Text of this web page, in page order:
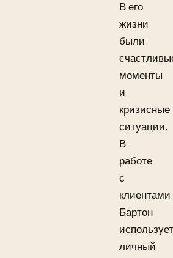
В его
жизни
были
моменты
и
кризисные
ситуации.
В
работе
с
клиентами
Бартон
использует
личный